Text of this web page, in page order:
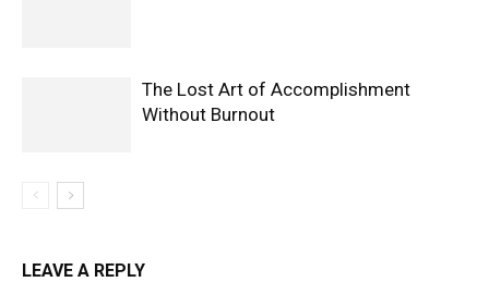
The Lost Art of Accomplishment
Without Burnout
LEAVE A REPLY